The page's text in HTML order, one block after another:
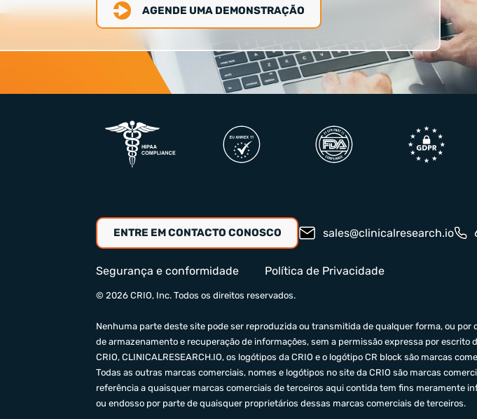
AGENDE UMA DEMONSTRAÇÃO
ENTRE EM CONTACTO CONOSCO sales@clinicalresearch.io
Segurança e conformidade Política de Privacidade
© 2026 CRIO, Inc. Todos os direitos reservados.
Nenhuma parte deste site pode ser reproduzida ou transmitida de qualquer forma, ou
de armazenamento e recuperação de informações, sem a permissão expressa por escrito
CRIO, CLINICALRESEARCH.IO, os logótipos da CRIO e o logótipo CR block são marcas
Todas as outras marcas comerciais, nomes e logótipos no site da CRIO são marcas
referência a quaisquer marcas comerciais de terceiros aqui contida tem fins meramente
ou endosso por parte de quaisquer proprietários dessas marcas comerciais de terceiros.